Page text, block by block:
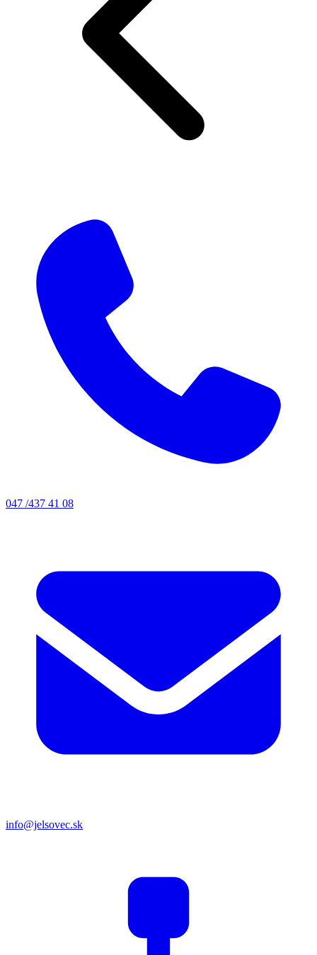
047 /437 41 08
info@jelsovec.sk